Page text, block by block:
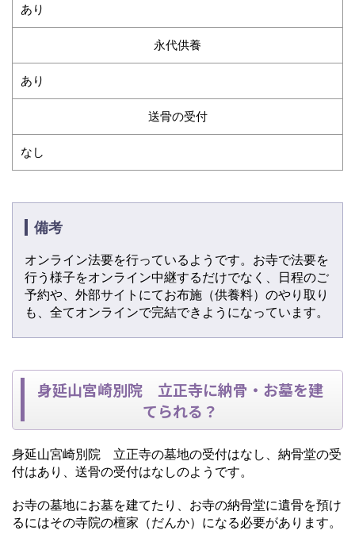
あり
永代供養
あり
送骨の受付
なし
備考
オンライン法要を行っているようです。お寺で法要を
行う様子をオンライン中継するだけでなく、日程のご
予約や、外部サイトにてお布施（供養料）のやり取り
も、全てオンラインで完結できようになっています。
身延山宮崎別院 立正寺に納骨・お墓を建
てられる？
身延山宮崎別院 立正寺の墓地の受付はなし、納骨堂の受
付はあり、送骨の受付はなしのようです。
お寺の墓地にお墓を建てたり、お寺の納骨堂に遺骨を預け
るにはその寺院の檀家（だんか）になる必要があります。